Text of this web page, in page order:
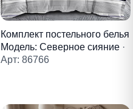
Комплект постельного белья
Модель: Северное сияние ·
Арт: 86766